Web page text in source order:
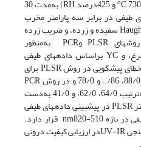
o C 730 و 425درصد RH) به‌مدت 30
طیفی در برابر سه پارامتر مخرب
سنجش تازگی (Haugh units (HU)، pH سفیده و زرده، و ضریب زرده
(YC[1])) قرار داده شدند. روش‏های PLSR وPCR به‌منظور
پیش‏بینیHU ، pH سفیدۀ تخم‌مرغ، و YC براساس داده‏های طیفی
استفاده شد. مقدار ضریب تعیینخطای پیشگویی در روش PLSR برای
HU، YC، و pH سفیده به‌ترتیب 88/0، 86/.، و 78/0 و در روش PCR
(برای HU، YC، و pH) سفیده به‌ترتیب 64/0، 62/0، و 41/0 به‌دست
آمد. این نتایج بیانگر توانایی بیشتر PLSR در پیش‏بینی داده‏های طیفی
است. در‌ضمن بیشتر اطلاعات طیفی در بازه nm820-510 قرار دارد.
نتایج همچنین نشان داد که طیف‏سنجی UV-IRدر ارزیابی کیفیت درونی